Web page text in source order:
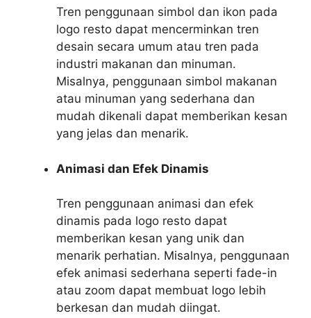
Tren penggunaan simbol dan ikon pada
logo resto dapat mencerminkan tren
desain secara umum atau tren pada
industri makanan dan minuman.
Misalnya, penggunaan simbol makanan
atau minuman yang sederhana dan
mudah dikenali dapat memberikan kesan
yang jelas dan menarik.
Animasi dan Efek Dinamis
Tren penggunaan animasi dan efek
dinamis pada logo resto dapat
memberikan kesan yang unik dan
menarik perhatian. Misalnya, penggunaan
efek animasi sederhana seperti fade-in
atau zoom dapat membuat logo lebih
berkesan dan mudah diingat.